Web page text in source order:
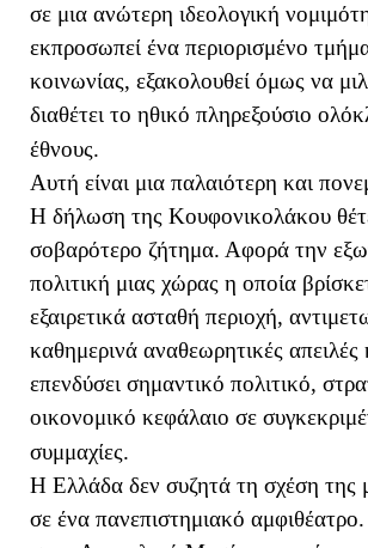
σε μια ανώτερη ιδεολογική
εκπροσωπεί ένα περιορισμένο
κοινωνίας, εξακολουθεί όμως να
διαθέτει το ηθικό πληρεξούσιο
έθνους.
Αυτή είναι μια παλαιότερη και
Η δήλωση της Κουφονικολάκου
σοβαρότερο ζήτημα. Αφορά την
πολιτική μιας χώρας η οποία
εξαιρετικά ασταθή περιοχή,
καθημερινά αναθεωρητικές απειλές
επενδύσει σημαντικό πολιτικό,
οικονομικό κεφάλαιο σε
συμμαχίες.
Η Ελλάδα δεν συζητά τη σχέση της
σε ένα πανεπιστημιακό